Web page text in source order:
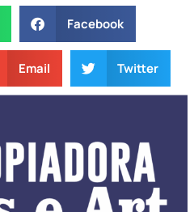
Facebook
Email Twitter